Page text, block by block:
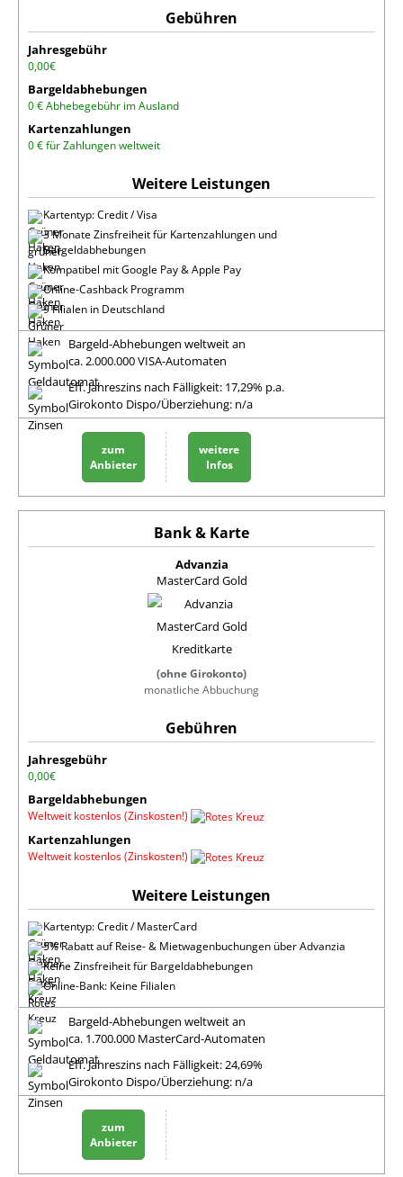
Jahresgebühr
0,00€
Bargeldabhebungen
0 € Abhebegebühr im Ausland
Kartenzahlungen
0 € für Zahlungen weltweit
Kartentyp: Credit / Visa
3 Monate Zinsfreiheit für Kartenzahlungen und
Bargeldabhebungen
Kompatibel mit Google Pay & Apple Pay
Online-Cashback Programm
9 Filialen in Deutschland
Bargeld-Abhebungen weltweit an
ca. 2.000.000 VISA-Automaten
Eff. Jahreszins nach Fälligkeit: 17,29% p.a.
Girokonto Dispo/Überziehung: n/a
zum
Anbieter
weitere
Infos
Advanzia
MasterCard Gold
(ohne Girokonto)
monatliche Abbuchung
Jahresgebühr
0,00€
Bargeldabhebungen
Weltweit kostenlos (Zinskosten!)
Kartenzahlungen
Weltweit kostenlos (Zinskosten!)
Kartentyp: Credit / MasterCard
5% Rabatt auf Reise- & Mietwagenbuchungen über Advanzia
Keine Zinsfreiheit für Bargeldabhebungen
Online-Bank: Keine Filialen
Bargeld-Abhebungen weltweit an
ca. 1.700.000 MasterCard-Automaten
Eff. Jahreszins nach Fälligkeit: 24,69%
Girokonto Dispo/Überziehung: n/a
zum
Anbieter